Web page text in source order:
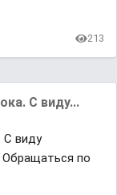
213
С виду...
С виду
по